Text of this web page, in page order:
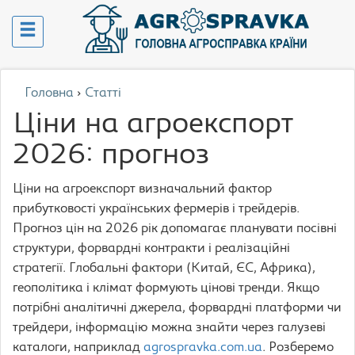
Головна › Статті
Ціни на агроекспорт
2026: прогноз
Ціни на агроекспорт визначальний фактор
прибутковості українських фермерів і трейдерів.
Прогноз цін на 2026 рік допомагає планувати посівні
структури, форвардні контракти і реалізаційні
стратегії. Глобальні фактори (Китай, ЄС, Африка),
геополітика і клімат формують цінові тренди. Якщо
потрібні аналітичні джерела, форвардні платформи чи
трейдери, інформацію можна знайти через галузеві
каталоги, наприклад agrospravka.com.ua. Розберемо